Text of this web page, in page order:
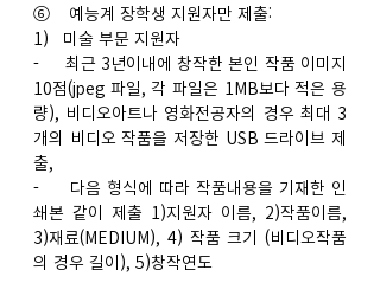
⑥    예능계 장학생 지원자만 제출:
1)   미술 부문 지원자
-     최근 3년이내에 창작한 본인 작품 이미지
10점(jpeg 파일, 각 파일은 1MB보다 적은 용
량), 비디오아트나 영화전공자의 경우 최대 3
개의 비디오 작품을 저장한 USB 드라이브 제
출,
-     다음 형식에 따라 작품내용을 기재한 인
쇄본 같이 제출 1)지원자 이름, 2)작품이름,
3)재료(MEDIUM), 4) 작품 크기 (비디오작품
의 경우 길이), 5)창작연도